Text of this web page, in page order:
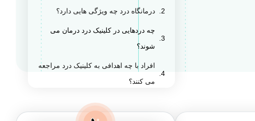
درمانگاه درد چه ویژگی هایی دارد؟
چه دردهایی در کلینیک درد درمان می
شوند؟
افراد با چه اهدافی به کلینیک درد مراجعه
می کنند؟
کنند چه کسانی هستند؟